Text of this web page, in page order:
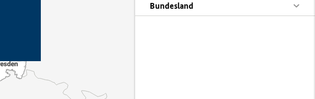
Bundesland